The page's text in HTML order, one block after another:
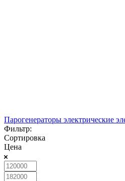
Парогенераторы электрические
Фильтр:
Сортировка
Цена